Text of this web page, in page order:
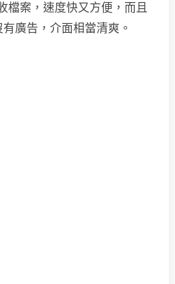
檔案，速度快又方便，而且
廣告，介面相當清爽。